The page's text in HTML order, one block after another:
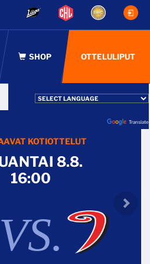
OTTELULIPUT
Translate
KOTIOTTELUT
8.8.
16:00
VS.